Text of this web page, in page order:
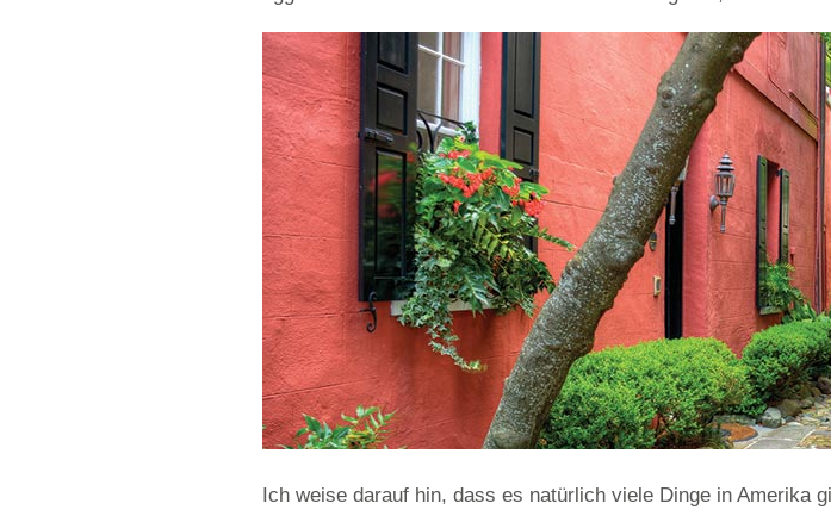
Ich weise darauf hin, dass es natürlich viele Dinge in Amerika